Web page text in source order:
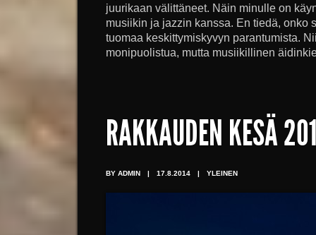
juurikaan välittäneet. Näin minulle on
musiikin ja jazzin kanssa. En tiedä, onko
tuomaa keskittymiskyvyn parantumista.
monipuolistua, mutta musiikillinen
RAKKAUDEN KESÄ
BY ADMIN | 17.8.2014 | YLEINEN